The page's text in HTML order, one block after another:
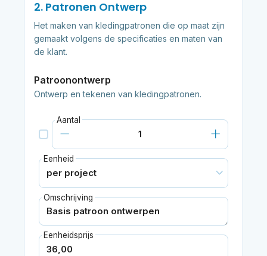
2. Patronen Ontwerp
Het maken van kledingpatronen die op maat zijn
gemaakt volgens de specificaties en maten van
de klant.
Patroonontwerp
Ontwerp en tekenen van kledingpatronen.
Aantal
Eenheid
Omschrijving
Eenheidsprijs